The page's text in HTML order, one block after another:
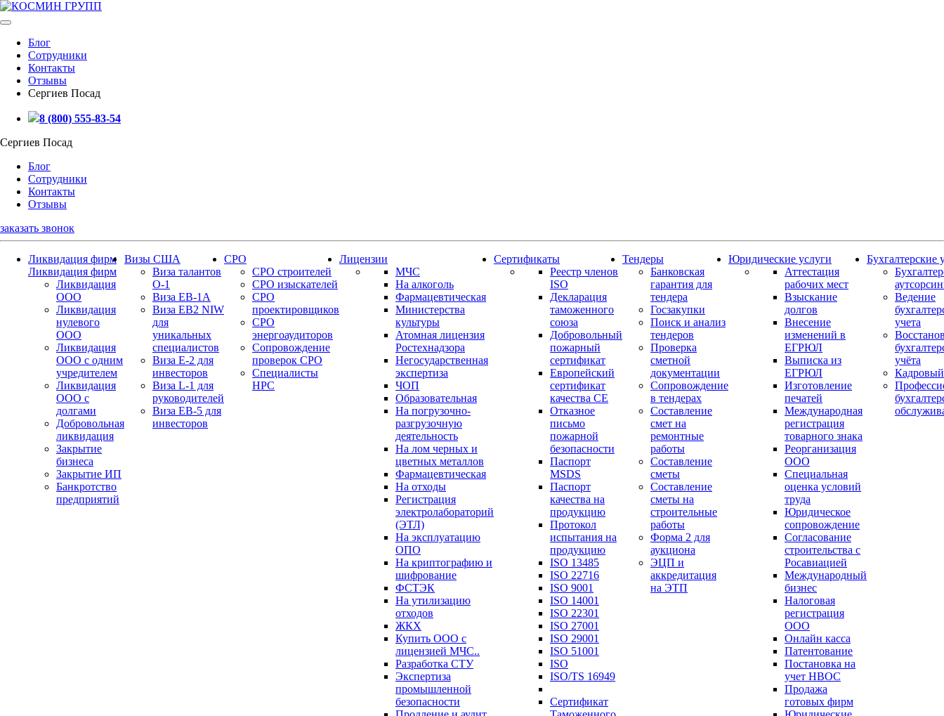
Блог
Сотрудники
Контакты
Отзывы
Сергиев Посад
8 (800) 555-83-54
Сергиев Посад
Блог
Сотрудники
Контакты
Отзывы
заказать звонок
Ликвидация фирм
Ликвидация фирм
Ликвидация
ООО
Ликвидация
нулевого
ООО
Ликвидация
ООО с одним
учредителем
Ликвидация
ООО с
долгами
Добровольная
ликвидация
Закрытие
бизнеса
Закрытие ИП
Банкротство
предприятий
Визы США
Виза талантов
О-1
Виза EB-1A
Виза EB2 NIW
для
уникальных
специалистов
Виза E-2 для
инвесторов
Виза L-1 для
руководителей
Виза EB-5 для
инвесторов
СРО
СРО строителей
СРО изыскателей
СРО
проектировщиков
СРО
энергоаудиторов
Сопровождение
проверок СРО
Специалисты
НРС
Лицензии
МЧС
На алкоголь
Фармацевтическая
Министерства
культуры
Атомная лицензия
Ростехнадзора
Негосударственная
экспертиза
ЧОП
Образовательная
На погрузочно-
разгрузочную
деятельность
На лом черных и
цветных металлов
Фармацевтическая
На отходы
Регистрация
электролабораторий
(ЭТЛ)
На эксплуатацию
ОПО
На криптографию и
шифрование
ФСТЭК
На утилизацию
отходов
ЖКХ
Купить ООО с
лицензией МЧС..
Разработка СТУ
Экспертиза
промышленной
безопасности
Сертификаты
Реестр членов
ISO
Декларация
таможенного
союза
Добровольный
пожарный
сертификат
Европейский
сертификат
качества СЕ
Отказное
письмо
пожарной
безопасности
Паспорт
МSDS
Паспорт
качества на
продукцию
Протокол
испытания на
продукцию
ISO 13485
ISO 22716
ISO 9001
ISO 14001
ISO 22301
ISO 27001
ISO 29001
ISO 51001
ISO
ISO/TS 16949
Сертификат
Тендеры
Банковская
гарантия для
тендера
Госзакупки
Поиск и анализ
тендеров
Проверка
сметной
документации
Сопровождение
в тендерах
Составление
смет на
ремонтные
работы
Составление
сметы
Составление
сметы на
строительные
работы
Форма 2 для
аукциона
ЭЦП и
аккредитация
на ЭТП
Юридические услуги
Аттестация
рабочих мест
Взыскание
долгов
Внесение
изменений в
ЕГРЮЛ
Выписка из
ЕГРЮЛ
Изготовление
печатей
Международная
регистрация
товарного знака
Реорганизация
ООО
Специальная
оценка условий
труда
Юридическое
сопровождение
Согласование
строительства с
Росавиацией
Международный
бизнес
Налоговая
регистрация
ООО
Онлайн касса
Патентование
Постановка на
учет НВОС
Продажа
готовых фирм
Бухгалтерские
Ведение
учета
учёта
Кадровый